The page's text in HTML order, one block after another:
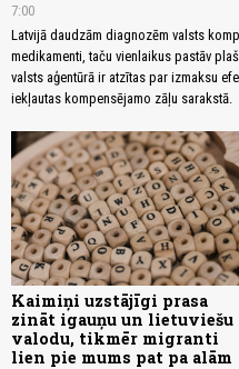
7:00
Latvijā daudzām diagnozēm valsts
medikamenti, taču vienlaikus pastāv
valsts aģentūrā ir atzītas par izmaksu
iekļautas kompensējamo zāļu sarakstā.
Kaimiņi uzstājīgi prasa
zināt igauņu un lietuviešu
valodu, tikmēr migranti
lien pie mums pat pa alām